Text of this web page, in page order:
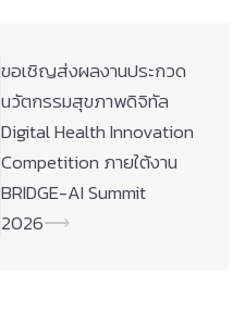
ขอเชิญส่งผลงานประกวด
นวัตกรรมสุขภาพดิจิทัล
Digital Health Innovation
Competition ภายใต้งาน
BRIDGE-AI Summit
2026⟶